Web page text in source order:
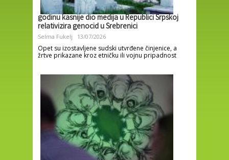
godinu kasnije dio medija u Republici Srpskoj
relativizira genocid u Srebrenici
Selma Fukelj 13/07/2026
Opet su izostavljene sudski utvrđene činjenice, a
žrtve prikazane kroz etničku ili vojnu pripadnost